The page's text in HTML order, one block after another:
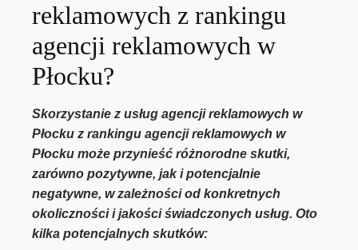
reklamowych z rankingu
agencji reklamowych w
Płocku?
Skorzystanie z usług agencji reklamowych w
Płocku z rankingu agencji reklamowych w
Płocku może przynieść różnorodne skutki,
zarówno pozytywne, jak i potencjalnie
negatywne, w zależności od konkretnych
okoliczności i jakości świadczonych usług. Oto
kilka potencjalnych skutków: